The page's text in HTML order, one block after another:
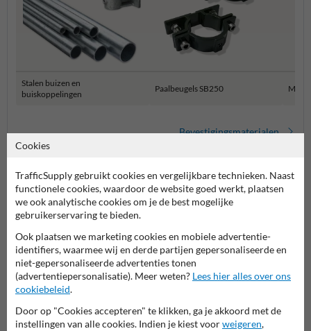
Stalen buizen en
buiskoppelingen
Paalbeugels SB250 Muur
Bevestigingsmaterialen
Stel je vraag aan Verkeersbord.be
Naam*
Cookies
TrafficSupply gebruikt cookies en vergelijkbare technieken. Naast
functionele cookies, waardoor de website goed werkt, plaatsen
we ook analytische cookies om je de best mogelijke
gebruikerservaring te bieden.
Ook plaatsen we marketing cookies en mobiele advertentie-
identifiers, waarmee wij en derde partijen gepersonaliseerde en
niet-gepersonaliseerde advertenties tonen
(advertentiepersonalisatie). Meer weten? Lees hier alles over ons
cookiebeleid.
Door op "Cookies accepteren" te klikken, ga je akkoord met de
instellingen van alle cookies. Indien je kiest voorweigeren,